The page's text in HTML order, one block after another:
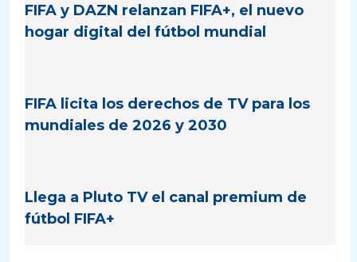
FIFA y DAZN relanzan FIFA+, el nuevo
hogar digital del fútbol mundial
FIFA licita los derechos de TV para los
mundiales de 2026 y 2030
Llega a Pluto TV el canal premium de
fútbol FIFA+